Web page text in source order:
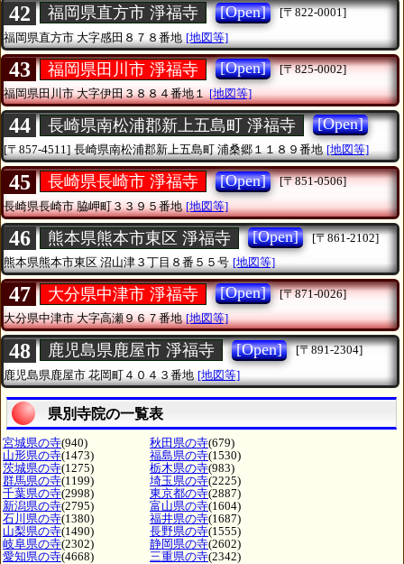
42 福岡県直方市 淨福寺 [Open]
[〒822-0001]
福岡県直方市 大字感田８７８番地 [地図等]
43 福岡県田川市 淨福寺 [Open]
[〒825-0002]
福岡県田川市大字伊田３８８４番地１ [地図等]
44 長崎県南松浦郡新上五島町 淨福寺 [Open]
[〒857-4511] 長崎県南松浦郡新上五島町浦桑郷１１８９番地 [地図等]
45 長崎県長崎市 淨福寺 [Open]
[〒851-0506]
長崎県長崎市脇岬町３３９５番地 [地図等]
46 熊本県熊本市東区 淨福寺 [Open]
[〒861-2102]
熊本県熊本市東区沼山津３丁目８番５５号 [地図等]
47 大分県中津市 淨福寺 [Open]
[〒871-0026]
大分県中津市大字高瀬９６７番地 [地図等]
48 鹿児島県鹿屋市 淨福寺 [Open]
[〒891-2304]
鹿児島県鹿屋市 花岡町４０４３番地 [地図等]
県別寺院の一覧表
宮城県の寺(940) 秋田県の寺(679)
山形県の寺(1473) 福島県の寺(1530)
茨城県の寺(1275) 栃木県の寺(983)
群馬県の寺(1199) 埼玉県の寺(2225)
千葉県の寺(2998) 東京都の寺(2887)
新潟県の寺(2795) 富山県の寺(1604)
石川県の寺(1380) 福井県の寺(1687)
山梨県の寺(1490) 長野県の寺(1555)
岐阜県の寺(2302) 静岡県の寺(2602)
愛知県の寺(4668) 三重県の寺(2342)